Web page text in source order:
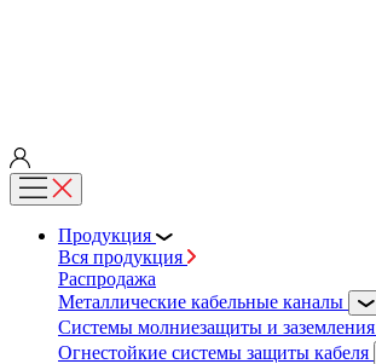
Продукция
Вся продукция
Распродажа
Металлические кабельные каналы
Системы молниезащиты и заземления
Огнестойкие системы защиты кабеля